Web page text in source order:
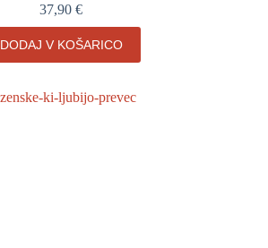
37,90€
DODAJ V KOŠARICO